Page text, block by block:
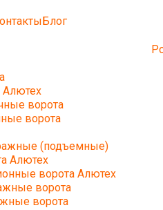
Блог
Алютех
ворота
ворота
(подъемные)
Алютех
ворота Алютех
ворота
ворота